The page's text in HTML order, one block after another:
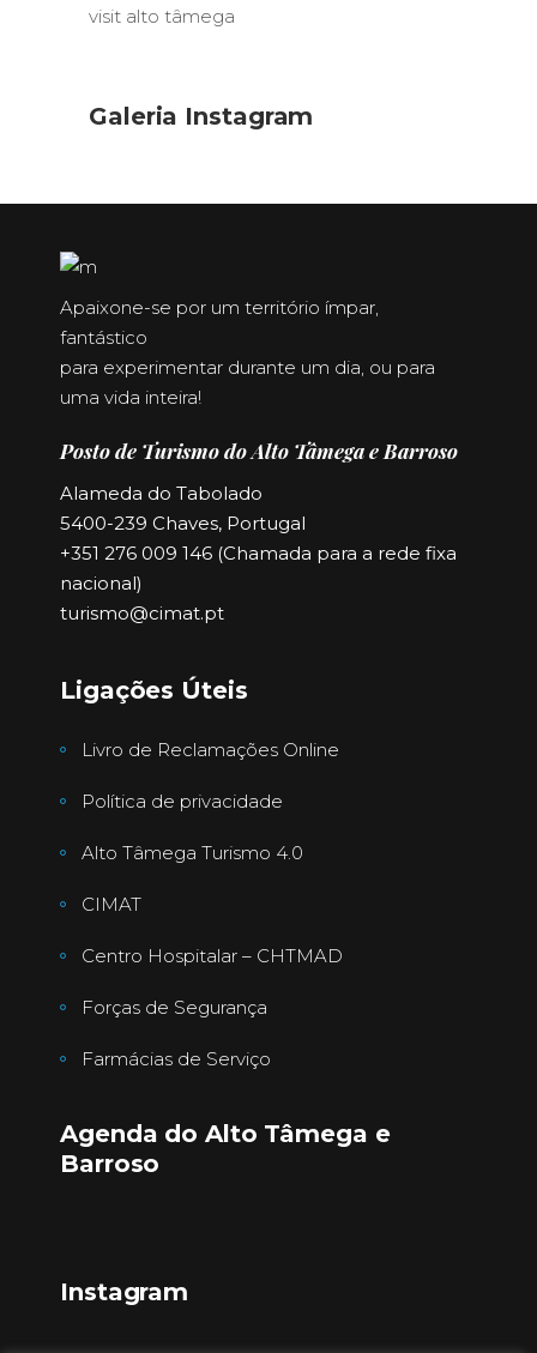
visit alto tâmega
Galeria Instagram
Apaixone-se por um território ímpar,
fantástico
para experimentar durante um dia, ou para
uma vida inteira!
Posto de Turismo do Alto Tâmega e Barroso
Alameda do Tabolado
5400-239 Chaves, Portugal
+351 276 009 146 (Chamada para a rede fixa
nacional)
turismo@cimat.pt
Ligações Úteis
Livro de Reclamações Online
Política de privacidade
Alto Tâmega Turismo 4.0
CIMAT
Centro Hospitalar – CHTMAD
Forças de Segurança
Farmácias de Serviço
Agenda do Alto Tâmega e
Barroso
Instagram